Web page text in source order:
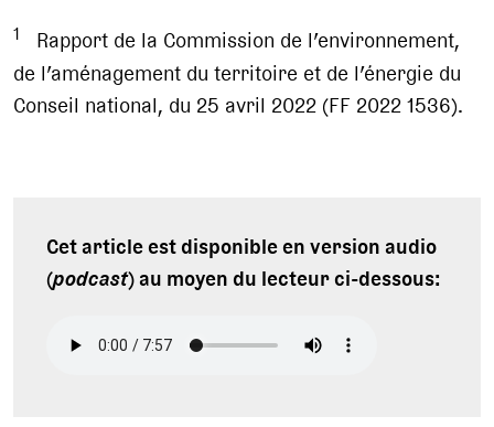
1
Rapport de la Commission de l’environnement,
de l’aménagement du territoire et de l’énergie du
Conseil national, du 25 avril 2022 (FF 2022 1536).
Cet article est disponible en version audio
(podcast) au moyen du lecteur ci-dessous: